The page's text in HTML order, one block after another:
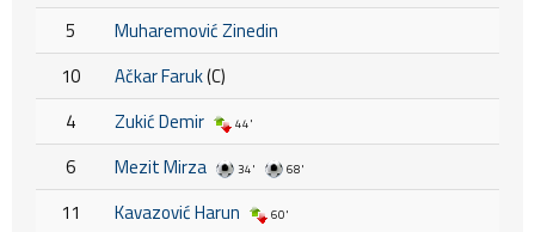
5
Muharemović Zinedin
10
Ačkar Faruk(C)
4
Zukić Demir 44'
6 Mezit Mirza 34' 68'
11 Kavazović Harun 60'